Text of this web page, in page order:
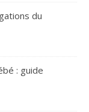
du
: guide